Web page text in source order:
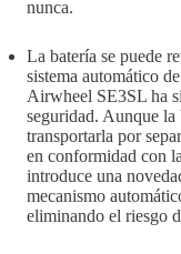
nunca.
La batería se puede
sistema automático
Airwheel SE3SL ha
seguridad. Aunque la
transportarla por
en conformidad con
introduce una
mecanismo
eliminando el riesgo